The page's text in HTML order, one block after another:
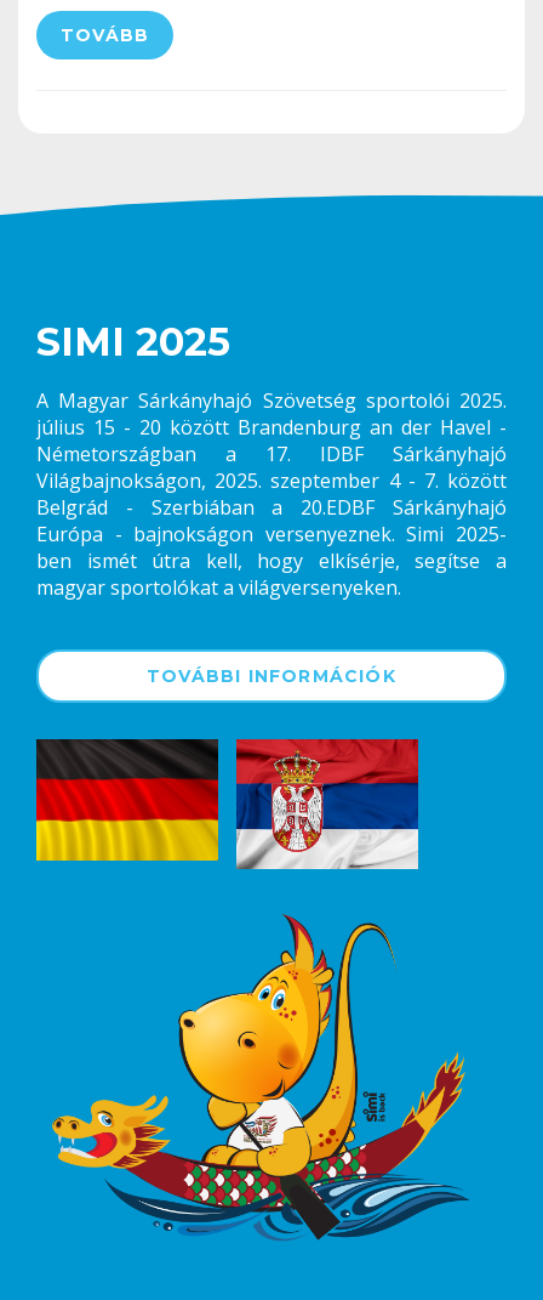
TOVÁBB
SIMI 2025
A Magyar Sárkányhajó Szövetség sportolói 2025.
július 15 - 20 között Brandenburg an der Havel -
Németországban a 17. IDBF Sárkányhajó
Világbajnokságon, 2025. szeptember 4 - 7. között
Belgrád - Szerbiában a 20.EDBF Sárkányhajó
Európa - bajnokságon versenyeznek. Simi 2025-
ben ismét útra kell, hogy elkísérje, segítse a
magyar sportolókat a világversenyeken.
TOVÁBBI INFORMÁCIÓK